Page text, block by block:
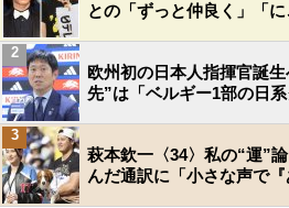
との「ずっと仲良く」「
欧州初の日本人指揮官誕
先”は「ベルギー1部の日
2
萩本欽一〈34〉私の“運”
んだ通訳に「小さな声で『
3